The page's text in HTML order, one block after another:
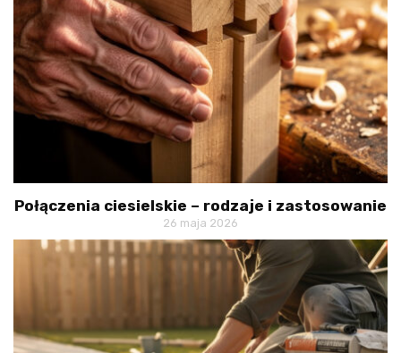
Połączenia ciesielskie – rodzaje i zastosowanie
26 maja 2026